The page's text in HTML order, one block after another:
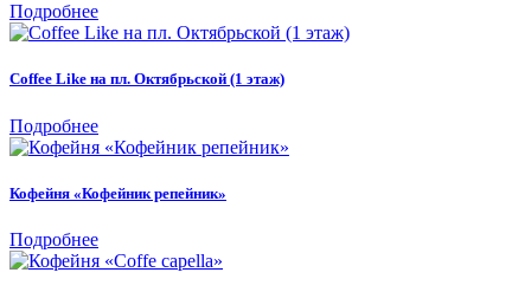
Подробнее
Coffee Like на пл. Октябрьской (1 этаж)
Подробнее
Кофейня «Кофейник репейник»
Подробнее